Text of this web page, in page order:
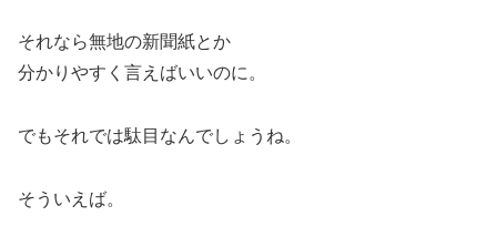
それなら無地の新聞紙とか
分かりやすく言えばいいのに。
でもそれでは駄目なんでしょうね。
そういえば。